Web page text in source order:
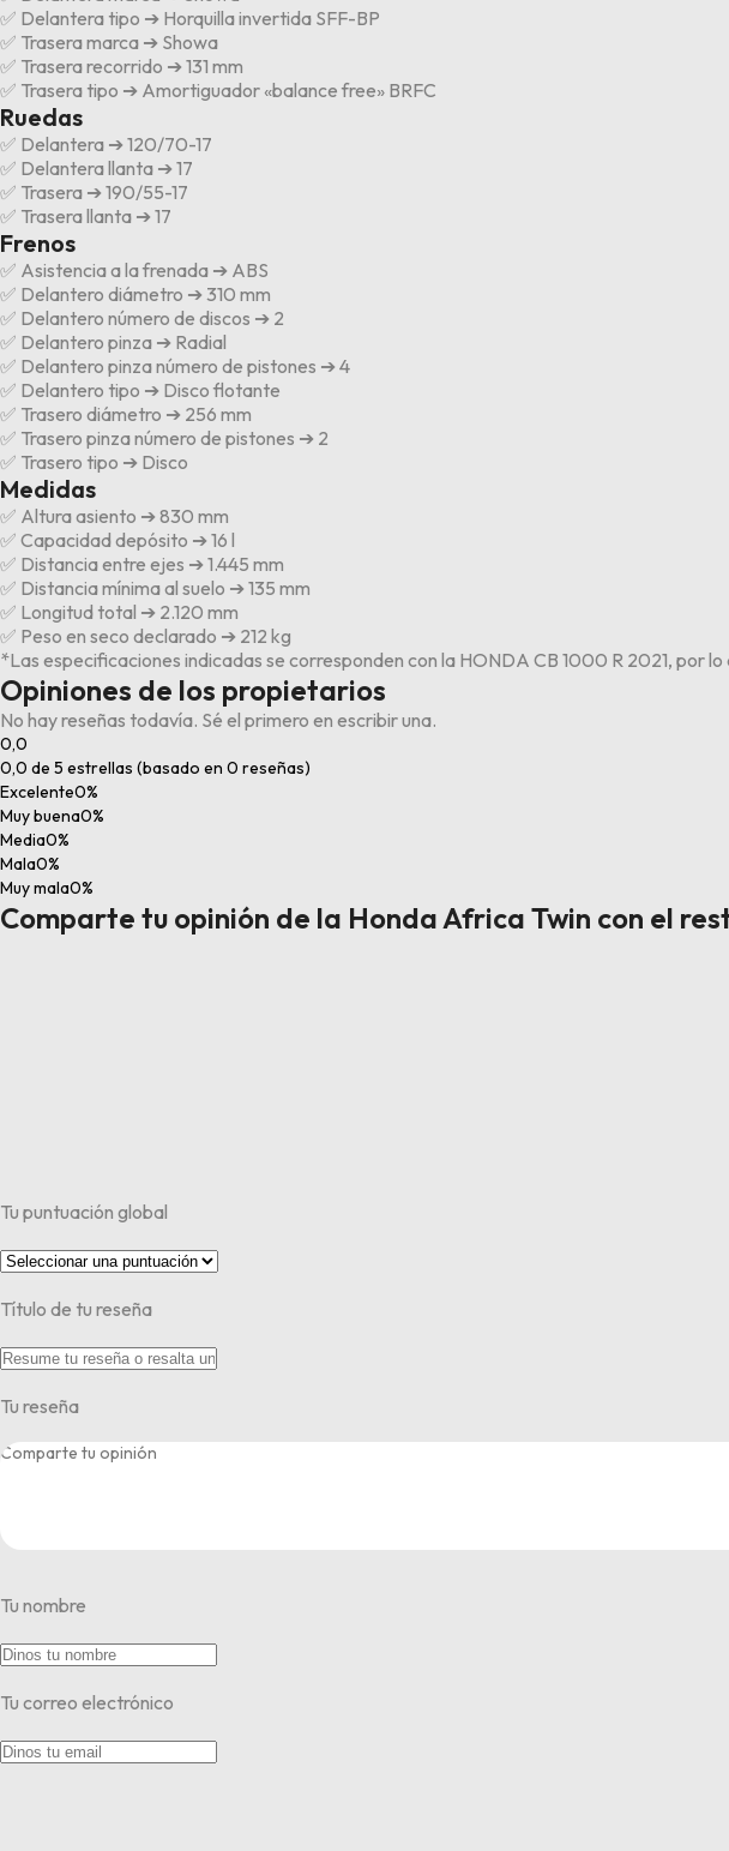
✅ Delantera tipo ➔ Horquilla invertida SFF-BP
✅ Trasera marca ➔ Showa
✅ Trasera recorrido ➔ 131 mm
✅ Trasera tipo ➔ Amortiguador «balance free» BRFC
Ruedas
✅ Delantera ➔ 120/70-17
✅ Delantera llanta ➔ 17
✅ Trasera ➔ 190/55-17
✅ Trasera llanta ➔ 17
Frenos
✅ Asistencia a la frenada ➔ ABS
✅ Delantero diámetro ➔ 310 mm
✅ Delantero número de discos ➔ 2
✅ Delantero pinza ➔ Radial
✅ Delantero pinza número de pistones ➔ 4
✅ Delantero tipo ➔ Disco flotante
✅ Trasero diámetro ➔ 256 mm
✅ Trasero pinza número de pistones ➔ 2
✅ Trasero tipo ➔ Disco
Medidas
✅ Altura asiento ➔ 830 mm
✅ Capacidad depósito ➔ 16 l
✅ Distancia entre ejes ➔ 1.445 mm
✅ Distancia mínima al suelo ➔ 135 mm
✅ Longitud total ➔ 2.120 mm
✅ Peso en seco declarado ➔ 212 kg
*Las especificaciones indicadas se corresponden con la HONDA CB 1000 R 2021, por
Opiniones de los propietarios
No hay reseñas todavía. Sé el primero en escribir una.
0,0
0,0 de 5 estrellas (basado en 0 reseñas)
Excelente0%
Muy buena0%
Media0%
Mala0%
Muy mala0%
Comparte tu opinión de la Honda Africa Twin con el
Tu puntuación global
Título de tu reseña
Tu reseña
Tu nombre
Tu correo electrónico